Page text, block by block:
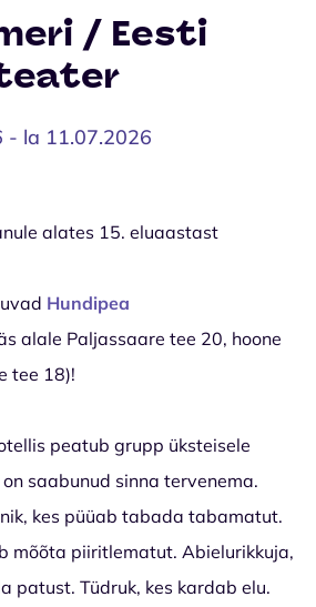
/ Eesti
- la 11.07.2026
alates 15. eluaastast
Hundipea
alale Paljassaare tee 20, hoone
tee 18)!
peatub grupp üksteisele
saabunud sinna tervenema.
kes püüab tabada tabamatut.
mõõta piiritlematut. Abielurikkuja,
patust. Tüdruk, kes kardab elu.